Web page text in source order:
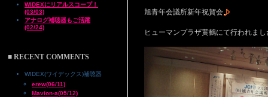
WIDEXにリアルスコープ！
(03/03)
アナログ補聴器もご活躍
(02/24)
■ RECENT COMMENTS
WIDEX(ワイデックス)補聴器
erew(06/11)
Mavion-a(05/12)
旭青年会議所新年祝賀会
ヒューマンプラザ黄鶴にて行われまし